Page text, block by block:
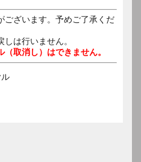
ございます。予めご了承くだ
しは行いません。
（取消し）はできません。